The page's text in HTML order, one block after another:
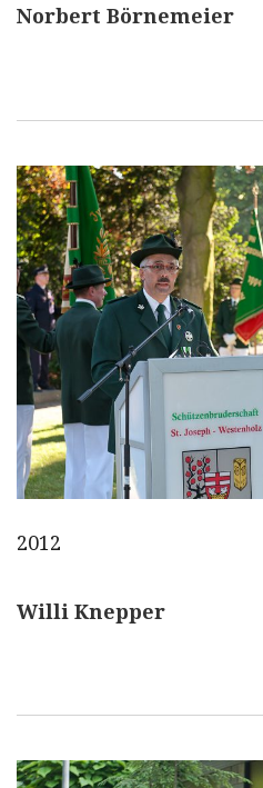
Norbert Börnemeier
2012
Willi Knepper